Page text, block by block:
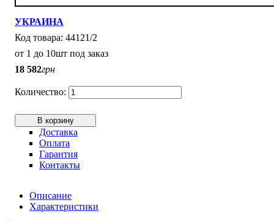
УКРАИНА
44121/2
от 1 до 10шт под заказ
18 582грн
В корзину
Доставка
Оплата
Гарантия
Контакты
Описание
Характеристики